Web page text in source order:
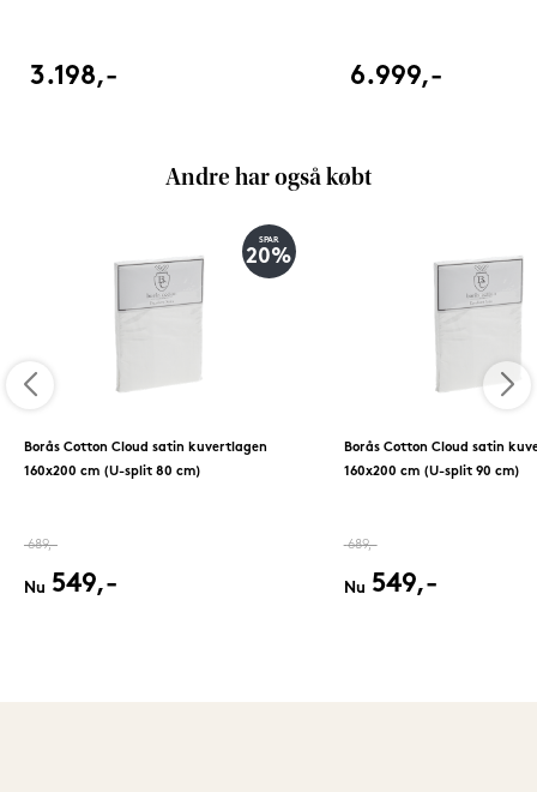
3.198,- 6.999,-
Andre har også købt
SPAR
20%
Borås Cotton Cloud satin kuvertlagen
160x200 cm (U-split 80 cm)
689,-
Nu 549,-
Borås Cotton Cloud satin
160x200 cm (U-split 90 cm)
689,-
Nu 549,-